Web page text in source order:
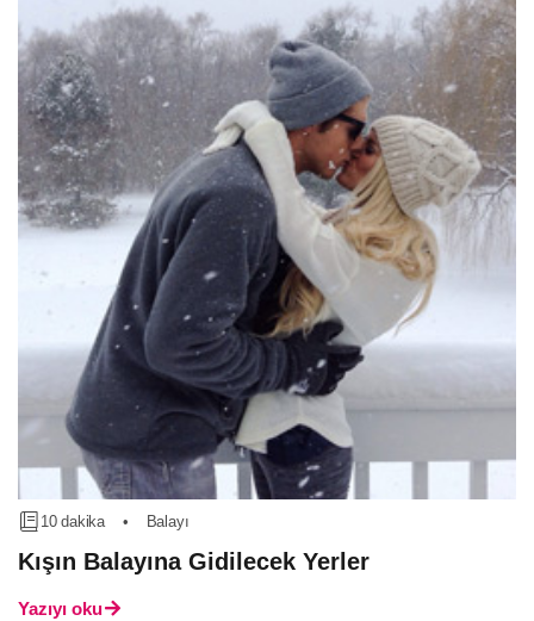
10 dakika • Balayı
Kışın Balayına Gidilecek Yerler
Yazıyı oku